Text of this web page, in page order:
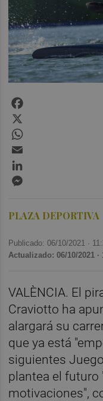
PLAZA DEPORTIVA
Publicado: 06/10/2021 ·
Actualizado: 06/10/2021 ·
VALÈNCIA. El
Craviotto ha
alargará su
que ya está
siguientes
plantea el futuro
motivaciones",